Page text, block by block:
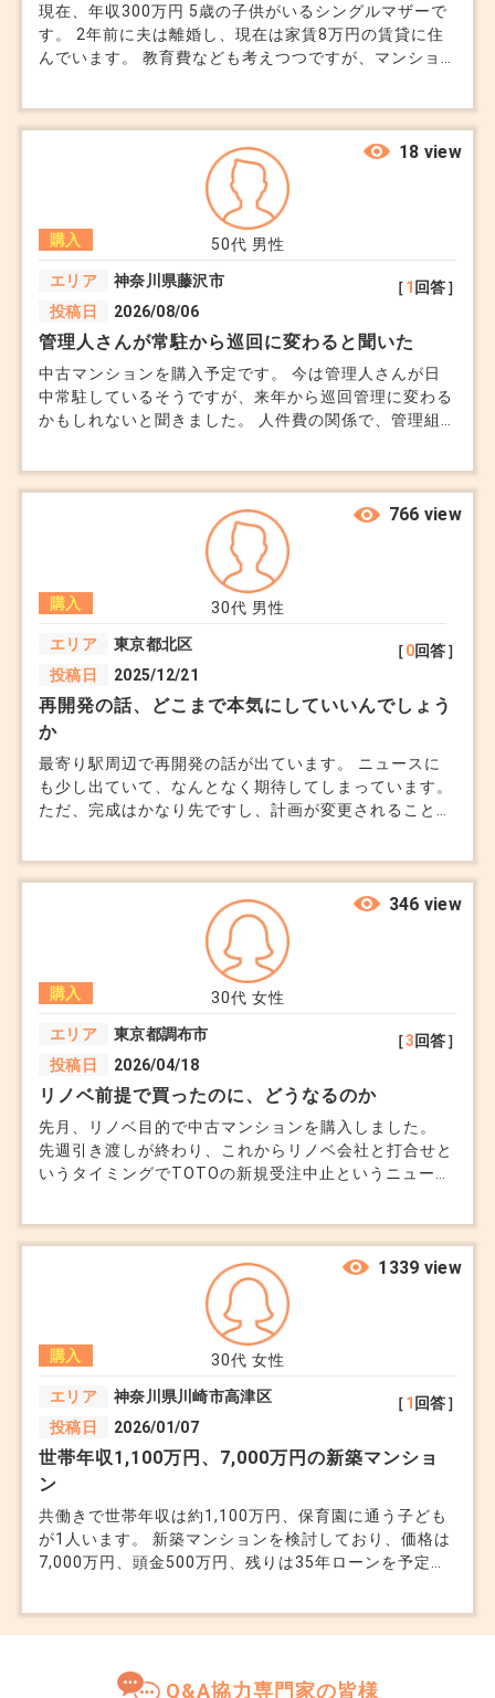
現在、年収300万円 5歳の子供がいるシングルマザーで
す。 2年前に夫は離婚し、現在は家賃8万円の賃貸に住
んでいます。 教育費なども考えつつですが、マンショ
の目安を知りたいです。 出来れば管理費・修繕費な
ど、その他かかるものも考えられる見込み額でもいいの
で 教えていただきたいです。 自己資金として150万円
ほど用意しています。 こちらは頭金にいくら充てるべ
きか、予算の立て方についてもアドバイスいただきたい
です。
50代 男性
購入
エリア
神奈川県藤沢市
投稿日
2026/08/06
［1 回答］
18 view
管理人さんが常駐から巡回に変わると聞いた
中古マンションを購入予定です。 今は管理人さんが日
中常駐しているそうですが、来年から巡回管理に変わる
かもしれないと聞きました。 人件費の関係で、管理組
が良さそうだと思っていました。 その印象も、管理人
さんが毎日いるからかもしれません。 妻は、管理費が
抑えられるなら悪くないと言っていますが、個人的には
防犯面や日々の清掃が変わりそうで気になっています。
管理人さんが常駐から巡回に変わると、どの程度住み心
地に影響するものでしょうか。
30代 男性
購入
エリア
東京都北区
投稿日
2025/12/21
［0回答］
766 view
再開発の話、どこまで本気にしていいんでしょう
か
最寄り駅周辺で再開発の話が出ています。 ニュースに
も少し出ていて、なんとなく期待してしまっています。
ただ、完成はかなり先ですし、計画が変更されることも
発を理由に購入を決めるのは、やはりリスクが高いので
30代 女性
購入
エリア
東京都調布市
投稿日
2026/04/18
［3回答］
346 view
リノベ前提で買ったのに、どうなるのか
先月、リノベ目的で中古マンションを購入しました。
先週引き渡しが終わり、これからリノベ会社と打合せと
いうタイミングでTOTOの新規受注中止というニュース
ノベに取り掛かるつもりですが、今後どうなるのか不安
30代 女性
購入
エリア
神奈川県川崎市高津区
投稿日
2026/01/07
［1 回答］
1339 view
世帯年収1,100万円、7,000万円の新築マンショ
ン
共働きで世帯年収は約1,100万円、保育園に通う子ども
が1人います。 新築マンションを検討しており、価格は
7,000万円、頭金500万円、残りは35年ローンを予定し
管理費と積立金です。 教育費や将来の支出を考える
も悩んでいます。
Q&A協力専門家の皆様